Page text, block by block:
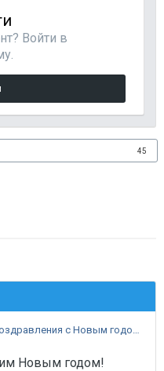
Войти в
45
Новым годом!